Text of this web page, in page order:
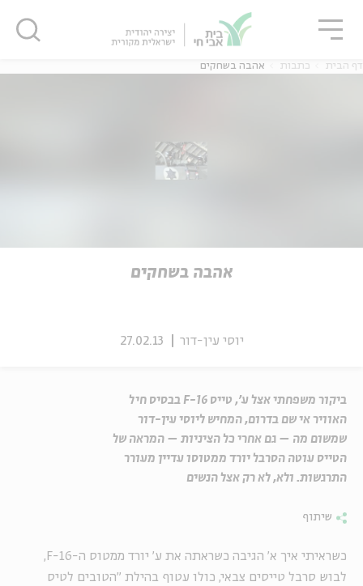
דף הבית כתבות אהבה בשחקים
אהבה בשחקים
יוסי עין-דור 27.02.13
ביקור משפחתי אצל ע', טייס F-16 בבסיס חיל
האוויר אי שם בדרום, המחיש ליוסי עין-דור
שמשום מה – גם אחרי כל הציניות – המראה של
הטייס עוטה הסרבל יורד ממטוסו עדיין מעורר
התרגשות. ולא, לא רק אצל הנשים
שיתוף
כשראיתי איך א' הגיבה כשראתה את ע' יורד ממטוס ה-F-16,
לבוש סרבל טייסים צבאי, כולו עטוף בהילת "הטובים לטיס
סגור